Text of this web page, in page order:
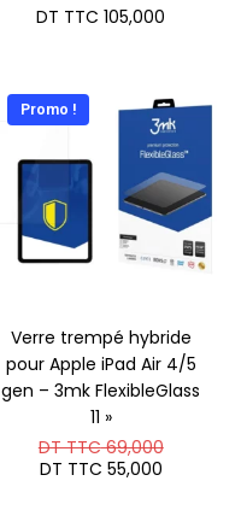
DT TTC 105,000
Promo !
Verre trempé hybride
pour Apple iPad Air 4/5
gen – 3mk FlexibleGlass
11 »
DT TTC69,000Le
DT TTC 55,000Le